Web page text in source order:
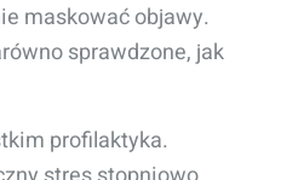
maskować objawy.
sprawdzone, jak
profilaktyka.